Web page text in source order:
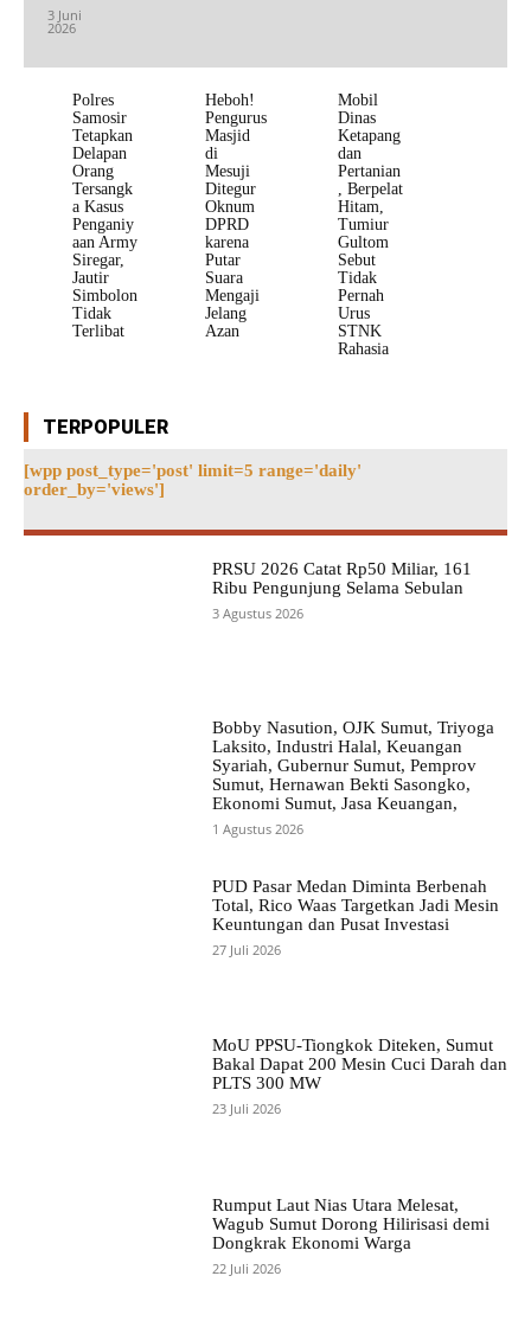
3 Juni
2026
Polres
Samosir
Tetapkan
Delapan
Orang
Tersangk
a Kasus
Penganiy
aan Army
Siregar,
Jautir
Simbolon
Tidak
Terlibat
Heboh!
Pengurus
Masjid
di
Mesuji
Ditegur
Oknum
DPRD
karena
Putar
Suara
Mengaji
Jelang
Azan
Mobil
Dinas
Ketapang
dan
Pertanian
, Berpelat
Hitam,
Tumiur
Gultom
Sebut
Tidak
Pernah
Urus
STNK
Rahasia
TERPOPULER
[wpp post_type='post' limit=5 range='daily'
order_by='views']
PRSU 2026 Catat Rp50 Miliar, 161
Ribu Pengunjung Selama Sebulan
3 Agustus 2026
Bobby Nasution, OJK Sumut, Triyoga
Laksito, Industri Halal, Keuangan
Syariah, Gubernur Sumut, Pemprov
Sumut, Hernawan Bekti Sasongko,
Ekonomi Sumut, Jasa Keuangan,
1 Agustus 2026
PUD Pasar Medan Diminta Berbenah
Total, Rico Waas Targetkan Jadi Mesin
Keuntungan dan Pusat Investasi
27 Juli 2026
MoU PPSU-Tiongkok Diteken, Sumut
Bakal Dapat 200 Mesin Cuci Darah dan
PLTS 300 MW
23 Juli 2026
Rumput Laut Nias Utara Melesat,
Wagub Sumut Dorong Hilirisasi demi
Dongkrak Ekonomi Warga
22 Juli 2026